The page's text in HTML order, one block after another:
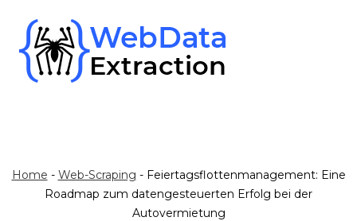
content
Home - Web-Scraping - Feiertagsflottenmanagement: Eine
Roadmap zum datengesteuerten Erfolg bei der
Autovermietung